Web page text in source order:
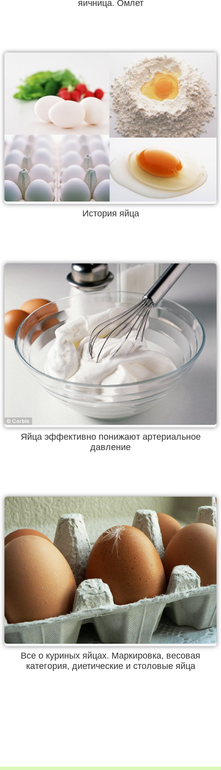
яичница. Омлет
История яйца
Яйца эффективно понижают артериальное
давление
Все о куриных яйцах. Маркировка, весовая
категория, диетические и столовые яйца